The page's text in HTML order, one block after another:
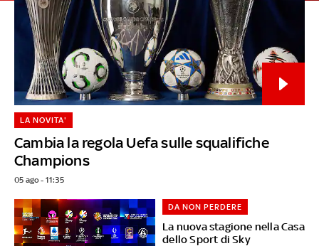
Cambia la regola Uefa sulle squalifiche
Champions
LA NOVITA'
05 ago - 11:35
La nuova stagione nella Casa
dello Sport di Sky
DA NON PERDERE